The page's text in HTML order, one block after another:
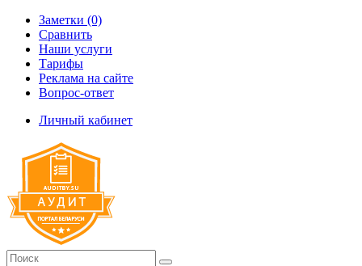
Заметки (0)
Сравнить
Наши услуги
Тарифы
Реклама на сайте
Вопрос-ответ
Личный кабинет